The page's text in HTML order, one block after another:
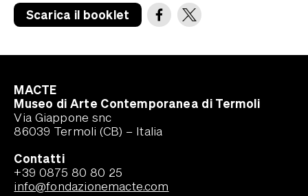
Scarica il booklet
MACTE
Museo di Arte Contemporanea di Termoli
Via Giappone snc
86039 Termoli (CB) – Italia
Contatti
+39 0875 80 80 25
info@fondazionemacte.com